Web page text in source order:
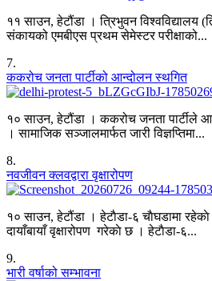
११ साउन, हेटौंडा । त्रिभुवन विश्वविद्यालय
संकायको एमबीएस प्रथम सेमेस्टर परीक्षाको...
7.
ककरोच जनता पार्टीको आन्दोलन स्थगित
१० साउन, हेटौंडा । ककरोच जनता पार्टीले
। सामाजिक सञ्जालमार्फत जारी विज्ञप्तिमा...
8.
नवजीवन क्लवद्वारा वृक्षारोपण
१० साउन, हेटौंडा । हेटाैडा-६ चाैघडामा
दायाँबायाँ वृक्षारोपण गरेकाे छ । हेटाैडा-६...
9.
भारी वर्षाको सम्भावना